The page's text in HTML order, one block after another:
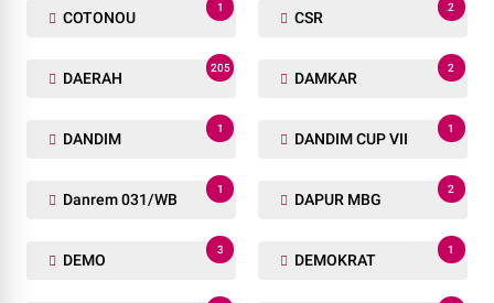
COTONOU
1
CSR
2
DAERAH
205
DAMKAR
2
DANDIM
1
DANDIM CUP VII
1
Danrem 031/WB
1
DAPUR MBG
2
DEMO
3
DEMOKRAT
1